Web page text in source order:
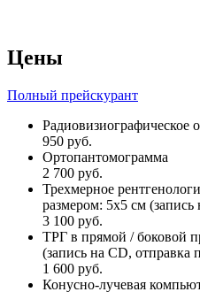
Цены
Полный прейскурант
Радиовизиографическое
950 руб.
Ортопантомограмма
2 700 руб.
Трехмерное
размером: 5х5 см (запись
3 100 руб.
ТРГ в прямой / боковой
(запись на CD, отправка
1 600 руб.
Конусно-лучевая